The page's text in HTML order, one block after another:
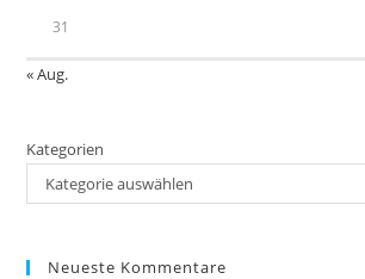
31
« Aug.
Kategorien
Kategorie auswählen
Neueste Kommentare